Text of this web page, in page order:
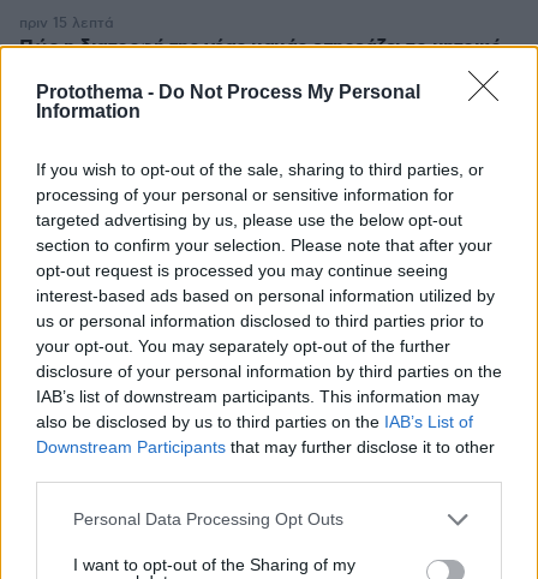
Protothema - Do Not Process My Personal
Information
If you wish to opt-out of the sale, sharing to third parties, or
processing of your personal or sensitive information for
targeted advertising by us, please use the below opt-out
section to confirm your selection. Please note that after your
opt-out request is processed you may continue seeing
interest-based ads based on personal information utilized by
us or personal information disclosed to third parties prior to
your opt-out. You may separately opt-out of the further
disclosure of your personal information by third parties on the
IAB’s list of downstream participants. This information may
also be disclosed by us to third parties on the IAB’s List of
Downstream Participants that may further disclose it to other
Please note that this website/app uses one or more Google
not limited to your visit or usage behaviour. You may click to
Personal Data Processing Opt Outs
I want to opt-out of the Sharing of my
Πώς η διατροφή της νέας μαμάς επηρεάζει το μητρικό
πριν 15 λεπτά
ξεκολλήσετε
πριν 22 λεπτά
Η επόμενη μέρα του τουρισμού μετά τις πυρκαγιές στο
Ρέθυμνο , η εικόνα σε Πρέβελη και Άγιο Βασίλειο
πριν 24 λεπτά
Διακοπές και με νέο κόλπο οι κλέφτες αυτοκινήτων - Τι
κάνουν;
πριν 24 λεπτά
«Έχουμε και Λέμε»: Τα μεγάλα μπερδέματα του έρωτα
πριν 31 λεπτά
ΔΕΙΤΕ ΟΛΕΣ ΤΙΣ ΕΙΔΗΣΕΙΣ